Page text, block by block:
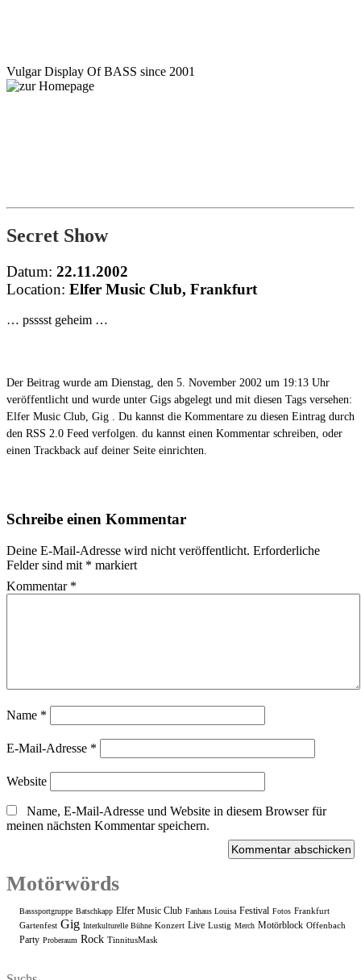
Vulgar Display Of BASS since 2001
Secret Show
Datum: 22.11.2002
Location: Elfer Music Club, Frankfurt
… psssst geheim …
Der Beitrag wurde am Dienstag, den 5. November 2002 um 19:13 Uhr
veröffentlicht und wurde unter Gigs abgelegt und mit diesen Tags versehen:
Elfer Music Club, Gig . Du kannst die Kommentare zu diesen Eintrag durch
den RSS 2.0 Feed verfolgen. du kannst einen Kommentar schreiben, oder
einen Trackback auf deiner Seite einrichten.
Schreibe einen Kommentar
Deine E-Mail-Adresse wird nicht veröffentlicht. Erforderliche
Felder sind mit * markiert
Kommentar *
Name *
E-Mail-Adresse *
Website
Name, E-Mail-Adresse und Website in diesem Browser für
meinen nächsten Kommentar speichern.
Motörwörds
Basssportgruppe Batschkapp Elfer Music Club Fanhaus Louisa Festival Fotos Frankfurt
Gartenfest Gig Interkulturelle Bühne Konzert Live Lustig Merch Motörblock Offenbach
Party Proberaum Rock TinnitusMask